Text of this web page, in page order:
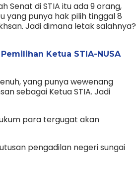
Senat di STIA itu ada 9 orang,
yang punya hak pilih tinggal 8
Jadi dimana letak salahnya?
Ketua STIA-NUSA
yang punya wewenang
sebagai Ketua STIA. Jadi
para tergugat akan
pengadilan negeri sungai